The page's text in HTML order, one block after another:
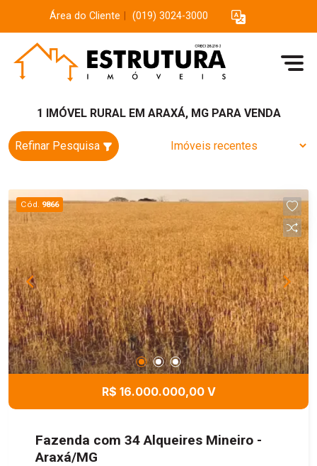
Área do Cliente (019) 3024-3000
1 IMÓVEL RURAL EM ARAXÁ, MG PARA VENDA
Refinar Pesquisa
Cód. 9866
R$ 16.000.000,00 V
Fazenda com 34 Alqueires Mineiro -
Araxá/MG